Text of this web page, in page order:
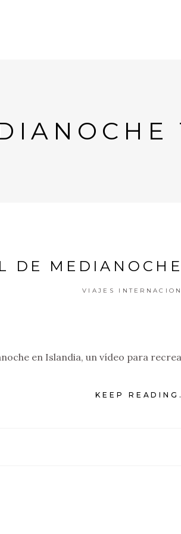
DE
VIAJES
en Islandia, un vídeo para
KEEP